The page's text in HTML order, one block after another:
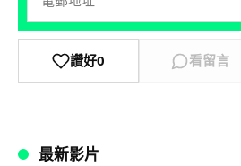
讚好0 看留言
最新影片